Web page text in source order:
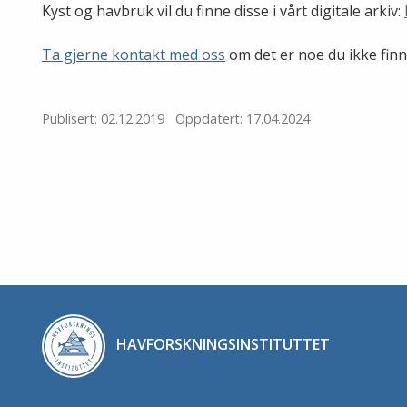
Kyst og havbruk vil du finne disse i vårt digitale arkiv:
Ta gjerne kontakt med oss om det er noe du ikke
Publisert: 02.12.2019 Oppdatert: 17.04.2024
HAVFORSKNINGSINSTITUTTET